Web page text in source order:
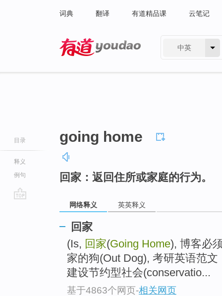
词典 翻译 有道精品课 云笔记
中英
目录
释义
例句
going home
回家：返回住所或家庭的行为。
网络释义 英英释义
回家
(Is, 回家(Going Home), 博客必
家的狗(Out Dog), 考研英语范
建设节约型社会(conservatio...
基于4863个网页-相关网页